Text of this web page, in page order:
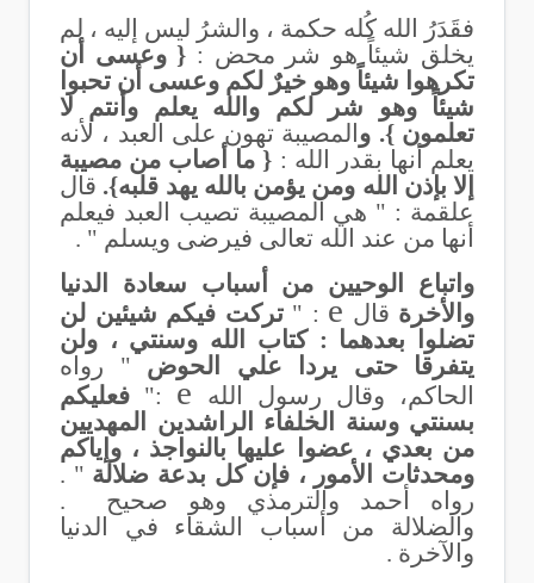
فقَدَرُ الله كُله حكمة ، والشرُ ليس إليه ، لم
يخلق شيئاً هو شر محض : { وعسى أن
تكرهوا شيئاً وهو خيرٌ لكم وعسى أن تحبوا
شيئاً وهو شر لكم والله يعلم وأنتم لا
تعلمون}. و المصيبة تهون على العبد ، لأنه
يعلم أنها بقدر الله : { ما أصاب من مصيبة
إلا بإذن الله ومن يؤمن بالله يهد قلبه}. قال
علقمة : " هي المصيبة تصيب العبد فيعلم
أنها من عند الله تعالى فيرضى ويسلم " .
واتباع الوحيين من أسباب سعادة الدنيا
والأخرة قال e
: "تركت فيكم شيئين لن
تضلوا بعدهما : كتاب الله وسنتي ، ولن
يتفرقا حتى يردا علي الحوض " رواه
الحاكم، وقال رسول الله e
:" فعليكم
بسنتي وسنة الخلفاء الراشدين المهديين
من بعدي ، عضوا عليها بالنواجذ ، وإياكم
ومحدثات الأمور ، فإن كل بدعة ضلالة " .
رواه أحمد والترمذي وهو صحيح .
والضلالة من أسباب الشقاء في الدنيا
والآخرة .